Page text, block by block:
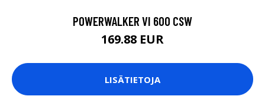
POWERWALKER VI 600 CSW
169.88 EUR
LISÄTIETOJA